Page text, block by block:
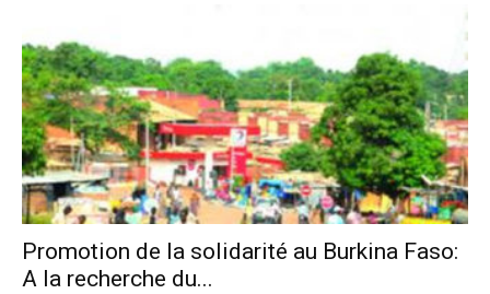
Promotion de la solidarité au Burkina Faso:
A la recherche du...